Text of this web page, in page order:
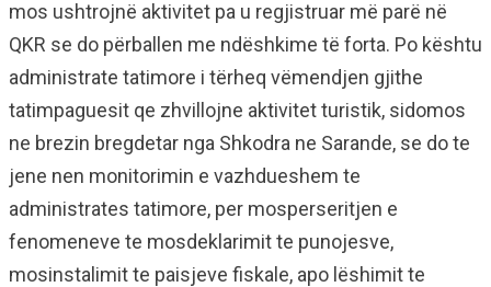
mos ushtrojnë aktivitet pa u regjistruar më parë në
QKR se do përballen me ndëshkime të forta. Po kështu
administrate tatimore i tërheq vëmendjen gjithe
tatimpaguesit qe zhvillojne aktivitet turistik, sidomos
ne brezin bregdetar nga Shkodra ne Sarande, se do te
jene nen monitorimin e vazhdueshem te
administrates tatimore, per mosperseritjen e
fenomeneve te mosdeklarimit te punojesve,
mosinstalimit te paisjeve fiskale, apo lëshimit te